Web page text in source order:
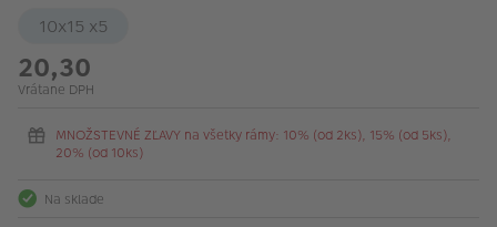
10x15 x5
20,30
Vrátane DPH
MNOŽSTEVNÉ ZĽAVY na všetky rámy: 10% (od 2ks), 15% (od 5ks),
20% (od 10ks)
Na sklade